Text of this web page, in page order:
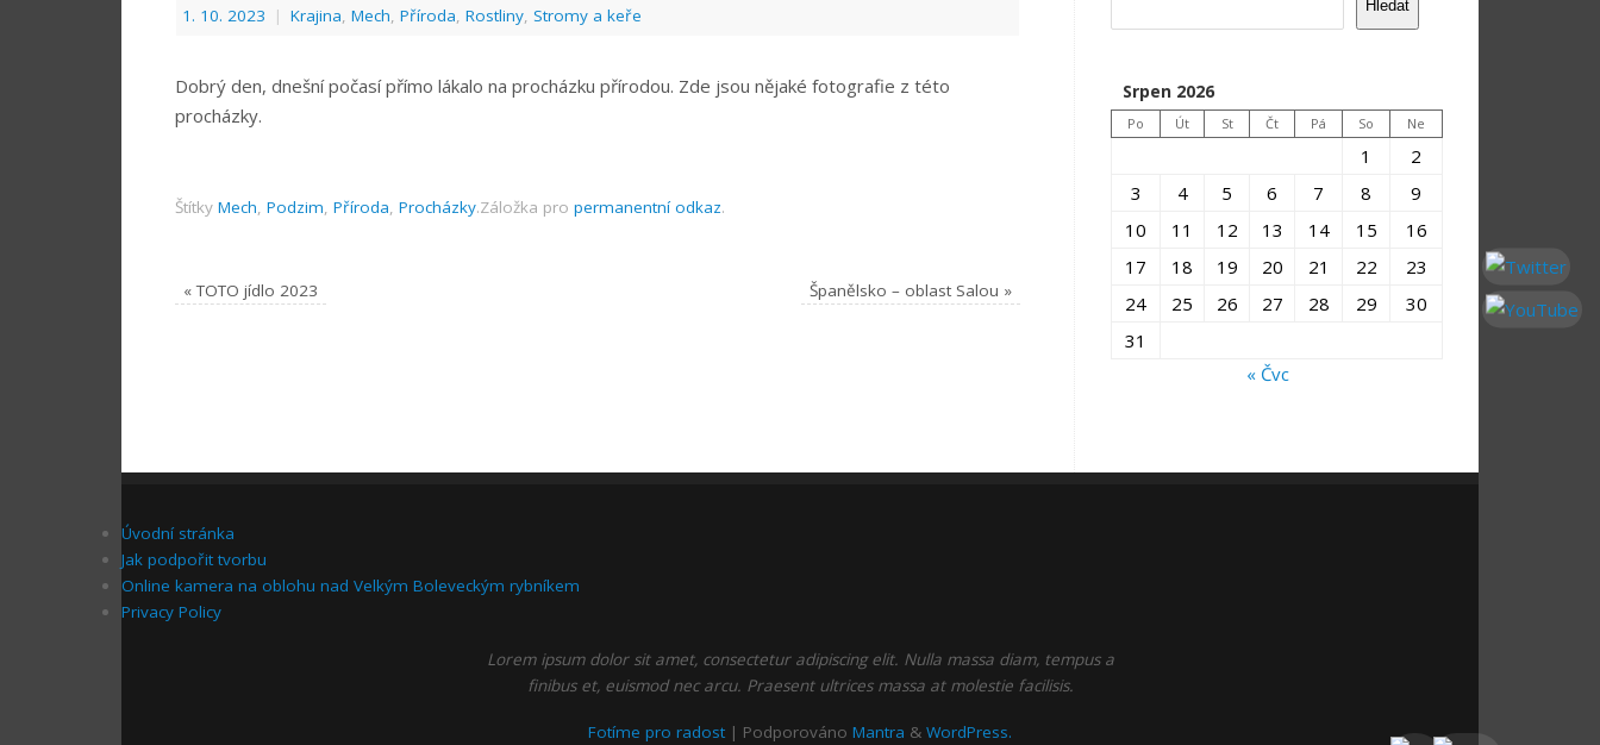
1. 10. 2023 | Krajina, Mech, Příroda, Rostliny, Stromy a keře
Dobrý den, dnešní počasí přímo lákalo na procházku přírodou. Zde jsou nějaké fotografie z této
procházky.
Štítky Mech, Podzim, Příroda, Procházky.Záložka pro permanentní odkaz.
«TOTO jídlo 2023 Španělsko – oblast Salou »
Hledat
Srpen 2026
Po Út St Čt Pá So Ne
1
2
3
4 5 6 7 8
9
10
11 12 13 14 15
16
17
18 19 20 21 22
23
24
25 26 27 28 29
30
31
« Čvc
Úvodní stránka
Jak podpořit tvorbu
Online kamera na oblohu nad Velkým Boleveckým rybníkem
Privacy Policy
Lorem ipsum dolor sit amet, consectetur adipiscing elit. Nulla massa diam, tempus a
finibus et, euismod nec arcu. Praesent ultrices massa at molestie facilisis.
Fotíme pro radost | Podporováno Mantra & WordPress.